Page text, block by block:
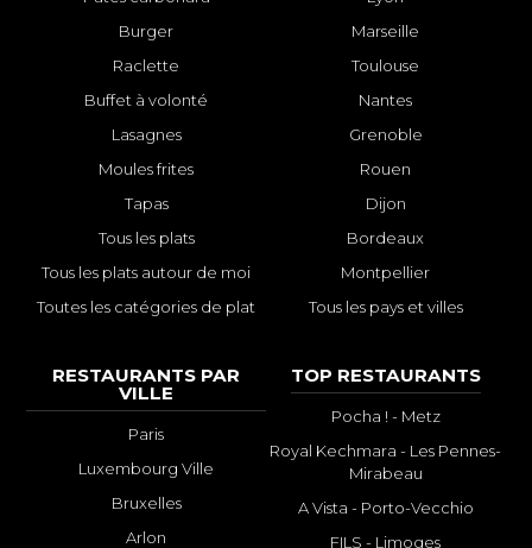
Burger
Raclette
Buffet à volonté
Lasagnes
Moules frites
Tapas
Tous les plats
Tous les plats autour de moi
Toutes les catégories de plat
Marseille
Toulouse
Nantes
Grenoble
Rouen
Dijon
Bordeaux
Montpellier
Tous les pays et villes
RESTAURANTS PAR
VILLE
Paris
Luxembourg Ville
Bruxelles
Arlon
TOP RESTAURANTS
Pocha ! - Metz
Royal Kechmara - Les Pennes-
Mirabeau
A Vista - Porto-Vecchio
FILS - Limoges